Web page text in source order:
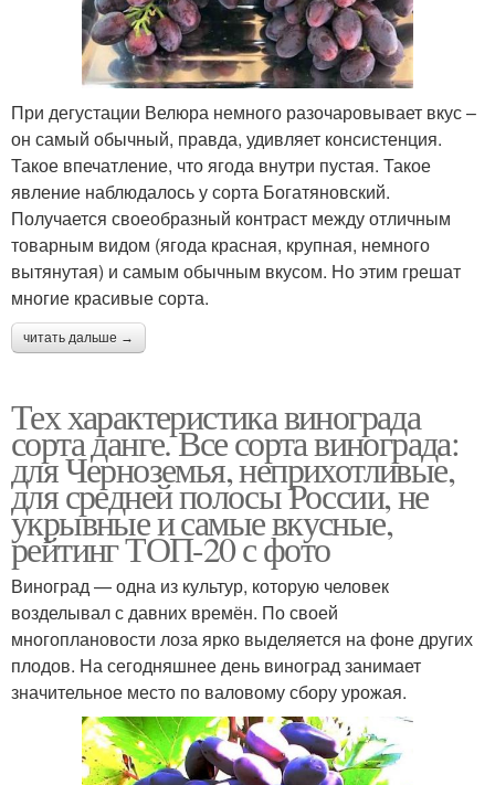
При дегустации Велюра немного разочаровывает вкус –
он самый обычный, правда, удивляет консистенция.
Такое впечатление, что ягода внутри пустая. Такое
явление наблюдалось у сорта Богатяновский.
Получается своеобразный контраст между отличным
товарным видом (ягода красная, крупная, немного
вытянутая) и самым обычным вкусом. Но этим грешат
многие красивые сорта.
читать дальше →
Тех характеристика винограда
сорта данге. Все сорта винограда:
для Черноземья, неприхотливые,
для средней полосы России, не
укрывные и самые вкусные,
рейтинг ТОП-20 с фото
Виноград — одна из культур, которую человек
возделывал с давних времён. По своей
многоплановости лоза ярко выделяется на фоне других
плодов. На сегодняшнее день виноград занимает
значительное место по валовому сбору урожая.